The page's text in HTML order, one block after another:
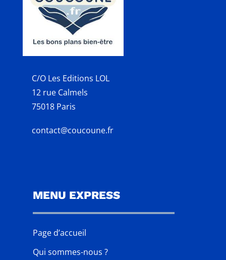
C/O Les Editions LOL
12 rue Calmels
75018 Paris
contact@coucoune.fr
MENU EXPRESS
Page d’accueil
Qui sommes-nous ?